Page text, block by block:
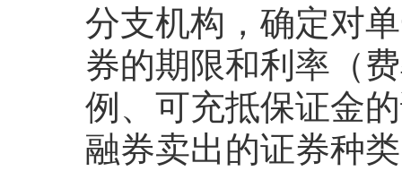
分支机构，确定对
券的期限和利率（
例、可充抵保证金
融券卖出的证券种